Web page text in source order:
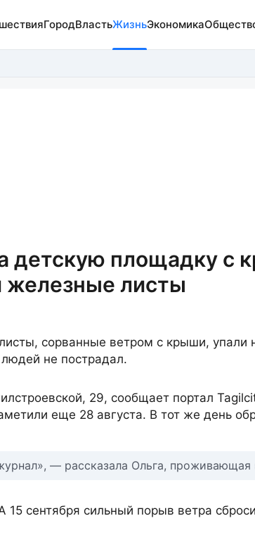
ГородВластьЖизньЭкономика
детскую площадку с
железные листы
сорванные ветром с крыши, упали
людей не пострадал.
29, сообщает портал
еще 28 августа. В тот же день
— рассказала Ольга,
сентября сильный порыв ветра